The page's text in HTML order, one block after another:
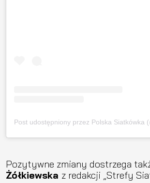
Pozytywne zmiany dostrzega
Żółkiewska z redakcji „Strefy